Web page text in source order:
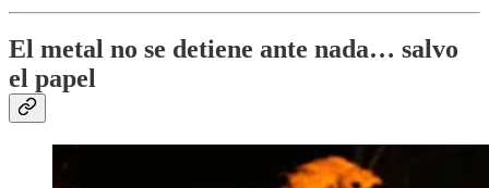
El metal no se detiene ante nada… salvo
el papel